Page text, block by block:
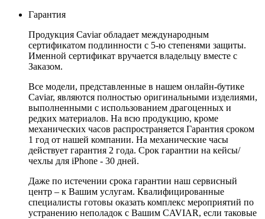
Гарантия
Продукция Caviar обладает международным
сертификатом подлинности с 5-ю степенями защиты.
Именной сертификат вручается владельцу вместе с
Заказом.
Все модели, представленные в нашем онлайн-бутике
Caviar, являются полностью оригинальными изделиями,
выполненными с использованием драгоценных и
редких материалов. На всю продукцию, кроме
механических часов распространяется Гарантия сроком
1 год от нашей компании. На механические часы
действует гарантия 2 года. Срок гарантии на кейсы/
чехлы для iPhone - 30 дней.
Даже по истечении срока гарантии наш сервисный
центр – к Вашим услугам. Квалифицированные
специалисты готовы оказать комплекс мероприятий по
устранению неполадок с Вашим CAVIAR, если таковые